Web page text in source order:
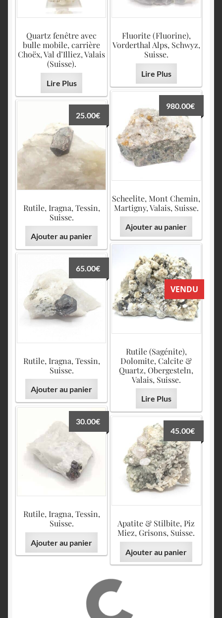
Quartz fenêtre avec
bulle mobile, carrière
Choëx, Val d’Illiez, Valais
(Suisse).
Lire Plus
Fluorite (Fluorine),
Vorderthal Alps, Schwyz,
Suisse.
Lire Plus
Scheelite, Mont Chemin,
Martigny, Valais, Suisse.
980.00€
Ajouter au panier
Rutile, Iragna, Tessin,
Suisse.
25.00€
Ajouter au panier
VENDU
Rutile (Sagénite),
Dolomite, Calcite &
Quartz, Obergesteln,
Valais, Suisse.
Lire Plus
Rutile, Iragna, Tessin,
Suisse.
65.00€
Ajouter au panier
Rutile, Iragna, Tessin,
Suisse.
30.00€
Ajouter au panier
Apatite & Stilbite, Piz
Miez, Grisons, Suisse.
45.00€
Ajouter au panier